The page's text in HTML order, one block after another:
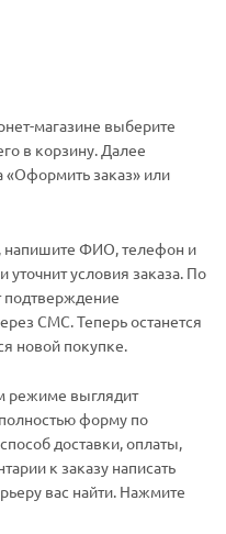
магазине выберите
в корзину. Далее
«Оформить заказ» или
напишите ФИО, телефон и
условия заказа. По
подтверждение
СМС. Теперь останется
новой покупке.
режиме выглядит
форму по
доставки, оплаты,
к заказу написать
вас найти. Нажмите